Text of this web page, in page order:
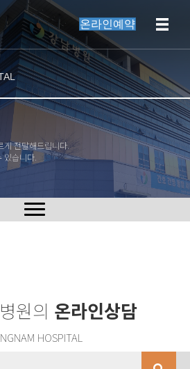
온라인예약
게 전달해드립니다.
있습니다.
원의 온라인상담
HOSPITAL